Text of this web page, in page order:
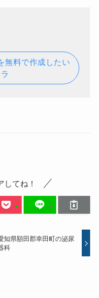
無料で作成したい
してね！
知県額田郡幸田町の泌尿
科